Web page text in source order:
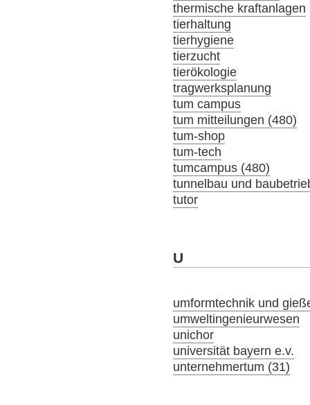
thermische kraftanlagen
tierhaltung
tierhygiene
tierzucht
tierökologie
tragwerksplanung
tum campus
tum mitteilungen (480)
tum-shop
tum-tech
tumcampus (480)
tunnelbau und
tutor
U
umformtechnik und
umweltingenieurwesen
unichor
universität bayern e.v.
unternehmertum (31)